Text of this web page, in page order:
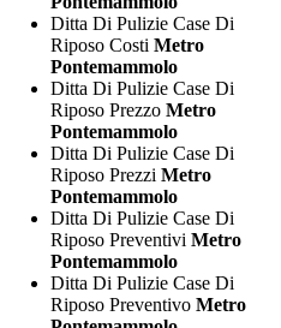
Ditta Di Pulizie Case Di
Riposo Costi Metro
Pontemammolo
Ditta Di Pulizie Case Di
Riposo Prezzo Metro
Pontemammolo
Ditta Di Pulizie Case Di
Riposo Prezzi Metro
Pontemammolo
Ditta Di Pulizie Case Di
Riposo Preventivi Metro
Pontemammolo
Ditta Di Pulizie Case Di
Riposo Preventivo Metro